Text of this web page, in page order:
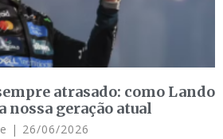
atrasado: como Lando
geração atual
26/06/2026